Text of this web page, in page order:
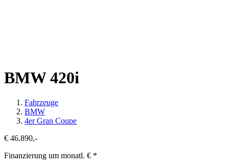
BMW 420i
Fahrzeuge
BMW
4er Gran Coupe
€ 46.890,-
Finanzierung um monatl. € *